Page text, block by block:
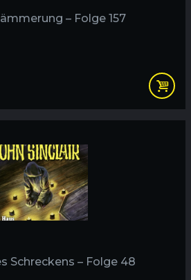
– Folge 157
Schreckens – Folge 48